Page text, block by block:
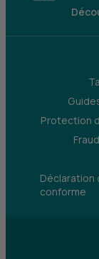
Protection
Déclaration
conforme